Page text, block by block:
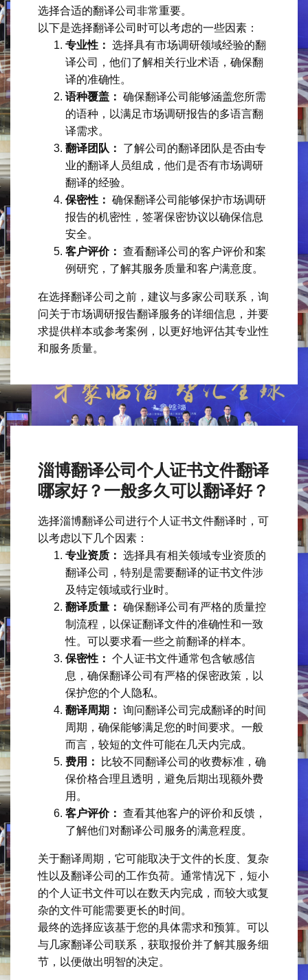
选择合适的翻译公司非常重要。
以下是选择翻译公司时可以考虑的一些因素：
专业性： 选择具有市场调研领域经验的翻
译公司，他们了解相关行业术语，确保翻
译的准确性。
语种覆盖： 确保翻译公司能够涵盖您所需
的语种，以满足市场调研报告的多语言翻
译需求。
翻译团队：
了解公司的翻译团队是否由专
业的翻译人员组成，他们是否有市场调研
翻译的经验。
保密性： 确保翻译公司能够保护市场调研
报告的机密性，签署保密协议以确保信息
安全。
客户评价： 查看翻译公司的客户评价和案
例研究，了解其服务质量和客户满意度。
在选择翻译公司之前，建议与多家公司联系，询
问关于市场调研报告翻译服务的详细信息，并要
求提供样本或参考案例，以更好地评估其专业性
和服务质量。
淄博翻译公司个人证书文件翻译
哪家好？一般多久可以翻译好？
选择淄博翻译公司进行个人证书文件翻译时，可
以考虑以下几个因素：
专业资质： 选择具有相关领域专业资质的
翻译公司，特别是需要翻译的证书文件涉
及特定领域或行业时。
翻译质量： 确保翻译公司有严格的质量控
制流程，以保证翻译文件的准确性和一致
性。可以要求看一些之前翻译的样本。
保密性： 个人证书文件通常包含敏感信
息，确保翻译公司有严格的保密政策，以
保护您的个人隐私。
翻译周期： 询问翻译公司完成翻译的时间
周期，确保能够满足您的时间要求。一般
而言，较短的文件可能在几天内完成。
费用：
比较不同翻译公司的收费标准，确
保价格合理且透明，避免后期出现额外费
用。
客户评价： 查看其他客户的评价和反馈，
了解他们对翻译公司服务的满意程度。
关于翻译周期，它可能取决于文件的长度、复杂
性以及翻译公司的工作负荷。通常情况下，短小
的个人证书文件可以在数天内完成，而较大或复
杂的文件可能需要更长的时间。
最终的选择应该基于您的具体需求和预算。可以
与几家翻译公司联系，获取报价并了解其服务细
节，以便做出明智的决定。